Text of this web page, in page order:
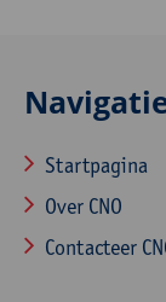
Startpagina
Over CNO
Contacteer